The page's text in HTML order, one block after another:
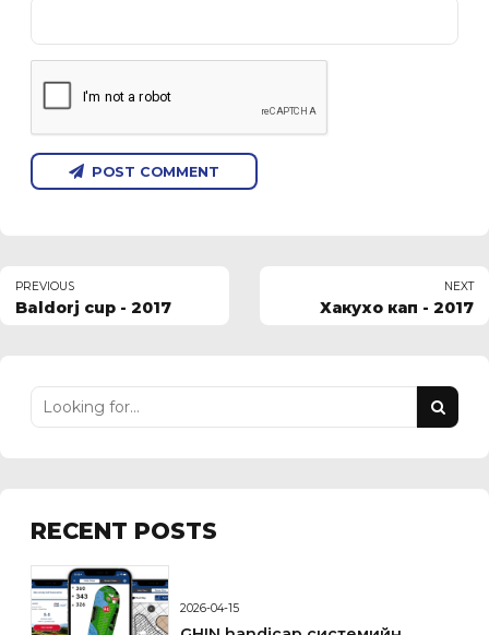
POST COMMENT
PREVIOUS
Baldorj cup - 2017
NEXT
Хакухо кап - 2017
RECENT POSTS
2026-04-15